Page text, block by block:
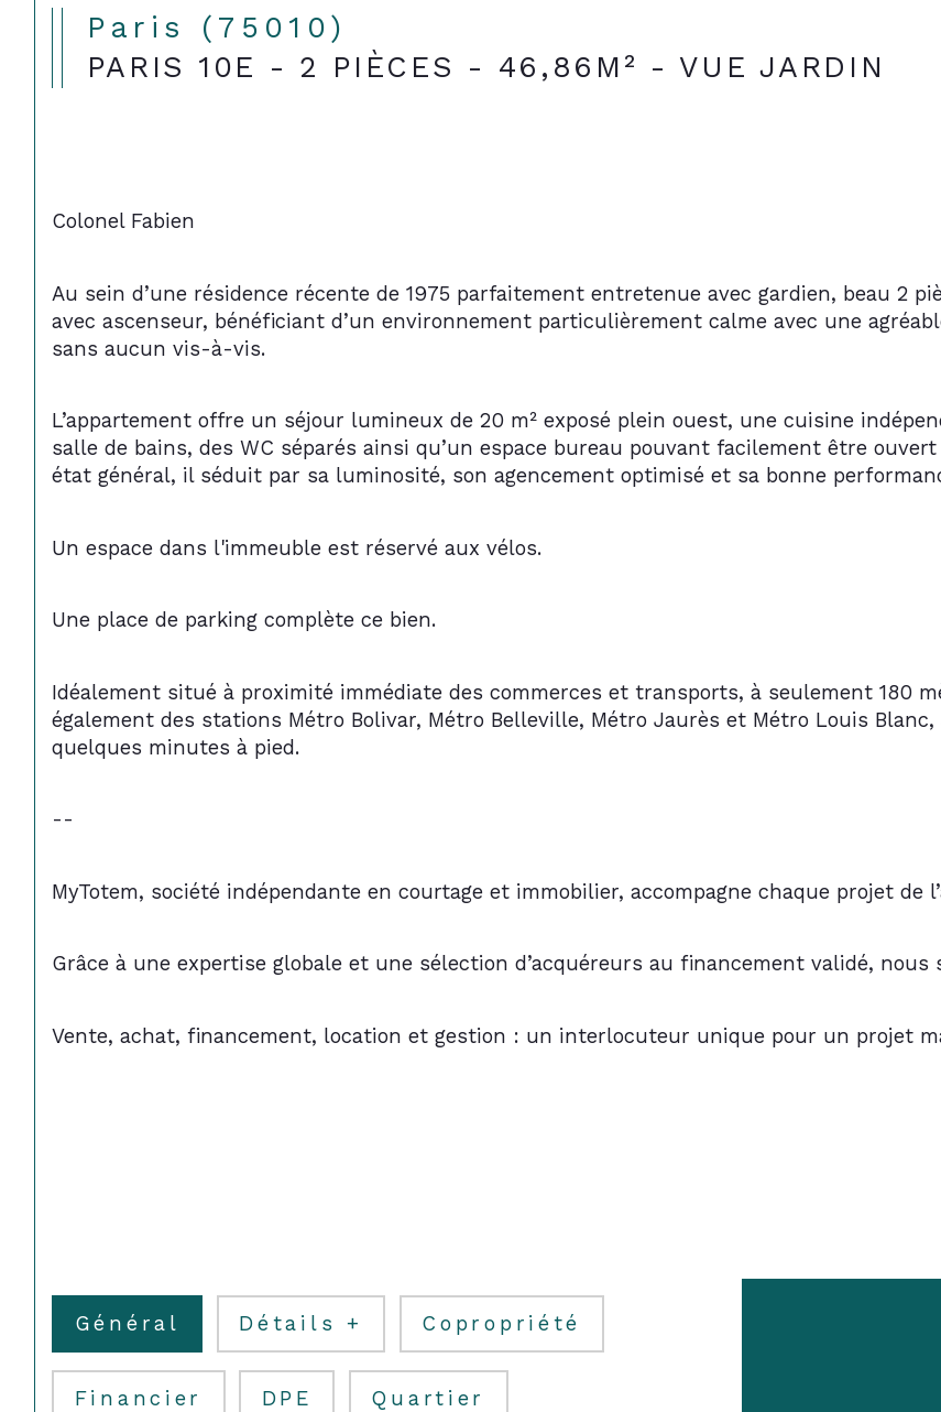
Paris (75010)
PARIS 10E - 2 PIÈCES - 46,86M² - VUE JARDIN
Colonel Fabien
Au sein d’une résidence récente de 1975 parfaitement entretenue avec gardien, beau 2
avec ascenseur, bénéficiant d’un environnement particulièrement calme avec une
sans aucun vis-à-vis.
L’appartement offre un séjour lumineux de 20 m² exposé plein ouest, une cuisine
salle de bains, des WC séparés ainsi qu’un espace bureau pouvant facilement être
état général, il séduit par sa luminosité, son agencement optimisé et sa bonne
Un espace dans l'immeuble est réservé aux vélos.
Une place de parking complète ce bien.
Idéalement situé à proximité immédiate des commerces et transports, à seulement 180
également des stations Métro Bolivar, Métro Belleville, Métro Jaurès et Métro Louis Blanc,
quelques minutes à pied.
--
MyTotem, société indépendante en courtage et immobilier, accompagne chaque projet de
Grâce à une expertise globale et une sélection d’acquéreurs au financement validé,
Vente, achat, financement, location et gestion : un interlocuteur unique pour un projet
Général Détails + Copropriété
Financier DPE Quartier